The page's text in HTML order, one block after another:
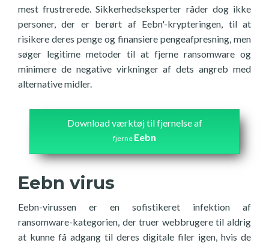
mest frustrerede. Sikkerhedseksperter råder dog ikke
personer, der er berørt af Eebn'-krypteringen, til at
risikere deres penge og finansiere pengeafpresning, men
søger legitime metoder til at fjerne ransomware og
minimere de negative virkninger af dets angreb med
alternative midler.
Download værktøj til fjernelse af
fjerne Eebn
Eebn virus
Eebn-virussen er en sofistikeret infektion af
ransomware-kategorien, der truer webbrugere til aldrig
at kunne få adgang til deres digitale filer igen, hvis de